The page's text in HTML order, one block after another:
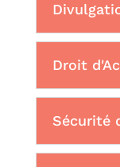
Droit
Sécurité